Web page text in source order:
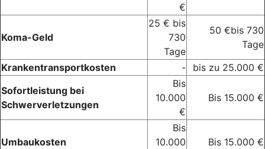
€
Koma-Geld
25 € bis
730
Tage
50 €bis 730
Tage
Krankentransportkosten
-
bis zu 25.000 €
Sofortleistung bei
Schwerverletzungen
Bis
10.000
€
Bis 15.000 €
Umbaukosten
Bis
10.000
Bis 15.000 €